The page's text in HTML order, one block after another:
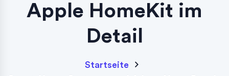
Apple HomeKit im
Detail
Startseite